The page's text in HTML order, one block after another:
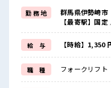
週末は家族や友人と一緒
≪モチベーションもUP≫
派手過ぎなければ髪型や
(規定有)≪未経験OKの仕
新しいことにチャレンジ
しっかり働く環境が整って
イチからスキルUP・ステ
≪収入アップを目指せる≫
高時給だらけの派遣のお
勤 務 地
群馬県伊勢崎市
【最寄駅】国
給 与 【時給】1,350
職 種 フォークリフト